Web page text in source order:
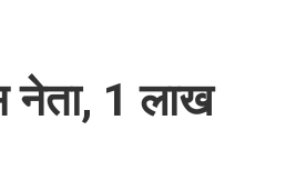
नेता, 1 लाख